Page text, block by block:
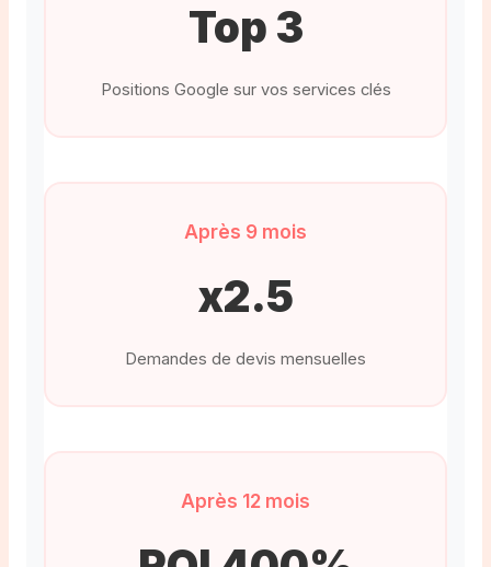
Top 3
Positions Google sur vos services clés
Après 9 mois
x2.5
Demandes de devis mensuelles
Après 12 mois